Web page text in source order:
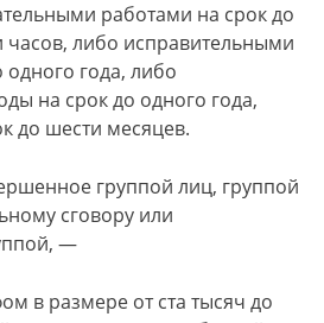
работами на срок до
часов, либо исправительными
года, либо
на срок до одного года,
до шести месяцев.
группой лиц, группой
сговору или
—
в размере от ста тысяч до